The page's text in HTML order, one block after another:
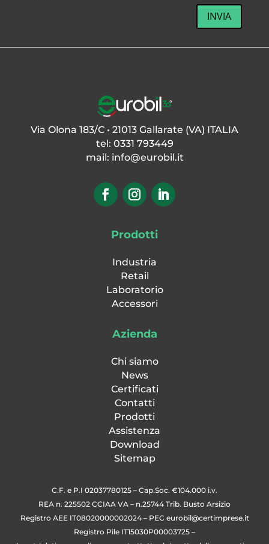
INVIA
Via Olona 183/C • 21013 Gallarate (VA) ITALIA
tel: 0331 793449
mail: info@eurobil.it
Prodotti
Industria
Retail
Laboratorio
Accessori
Azienda
Chi siamo
News
Certificati
Contatti
Prodotti
Assistenza
Download
Sitemap
C.F. e P.I 02037780125 – Cap.Soc. €104.000 i.v.
REA n. 225502 CCIAA VA – n.25744 Trib. Busto Arsizio
Registro AEE IT08020000002024 – PEC eurobil@certimprese.it
Registro Pile IT15030P00003725 –